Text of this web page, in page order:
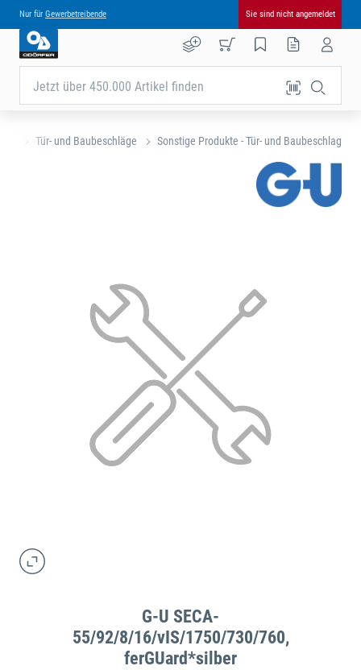
Nur für Gewerbetreibende Sie sind nicht angemeldet
Jetzt über 450.000 Artikel finden
Tür- und Baubeschläge Sonstige Produkte - Tür- und Baubeschlag
G-U SECA-
55/92/8/16/vIS/1750/730/760,
ferGUard*silber